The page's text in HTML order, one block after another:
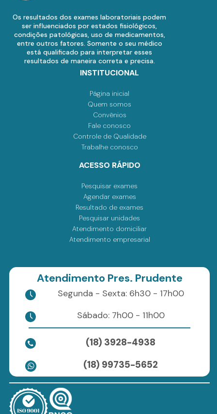
Os resultados dos exames laboratoriais podem
ser influenciados por estados fisiológicos,
condições patológicas, uso de medicamentos,
entre outros fatores. Somente o seu médico
está qualificado para interpretar esses
resultados de maneira correta e precisa.
INSTITUCIONAL
Página inicial
Quem somos
Convênios
Fale conosco
Controle de Qualidade
Trabalhe conosco
ACESSO RÁPIDO
Pesquisar exames
Agendar exames
Resultado de exames
Pesquisar unidades
Atendimento domiciliar
Atendimento empresarial
Atendimento Pres. Prudente
Segunda - Sexta: 6h30 - 17h00
Sábado: 7h00 - 11h00
(18) 3928-4938
(18) 99735-5652